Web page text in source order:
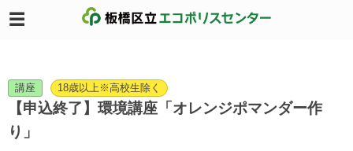
講座 18歳以上※高校生除く
【申込終了】環境講座「オレンジポマンダー作
り」